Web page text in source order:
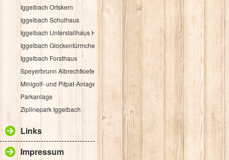
Iggelbach Ortskern
Iggelbach Schulhaus
Iggelbach Unterstallhaus Hübelgasse 1
Iggelbach Glockentürmchen
Iggelbach Forsthaus
Speyerbrunn Albrechtkiefer
Minigolf- und Pitpat-Anlage
Parkanlage
Ziplinepark Iggelbach
Links
Impressum